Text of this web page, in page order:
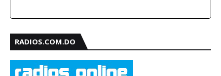
RADIOS.COM.DO